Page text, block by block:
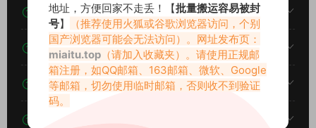
素材图片是在线观看吗？
我不会解压怎么办？
遇见其他问题怎么办？
地址，方便回家不走丢！【批量搬运容易被封
号】
（推荐使用火狐或谷歌浏览器访问，个别
国产浏览器可能会无法访问）。网址发布页：
miaitu.top （请加入收藏夹）。请使用正规邮
箱注册，如QQ邮箱、163邮箱、微软、Google
等邮箱，切勿使用临时邮箱，否则收不到验证
码。